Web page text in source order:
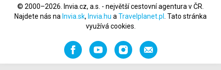
© 2000–2026. Invia.cz, a.s. - největší cestovní agentura v ČR.
Najdete nás na Invia.sk, Invia.hu a Travelplanet.pl
. Tato stránka
využívá cookies.
FacebookYouTubeInstagramNapište
nám